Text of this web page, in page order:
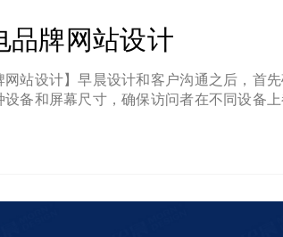
品牌网站设计
网站设计】早晨设计和客户沟通之后，首
备和屏幕尺寸，确保访问者在不同设备